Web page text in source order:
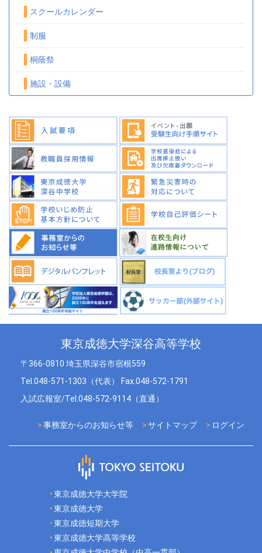
スクールカレンダー
制服
桐蔭祭
施設・設備
東京成徳大学深谷高等学校
〒366-0810 埼玉県深谷市宿根559
Tel.048-571-1303（代表） Fax.048-572-1791
入試広報室/Tel.048-572-9114（直通）
ログイン
サイトマップ
事務室からのお知らせ等
東京成徳大学大学院
東京成徳大学
東京成徳短期大学
東京成徳大学高等学校